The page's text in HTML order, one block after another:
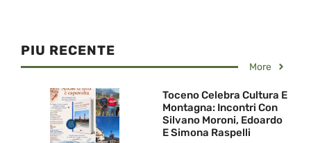
PIU RECENTE
More
Toceno Celebra Cultura E
Montagna: Incontri Con
Silvano Moroni, Edoardo
E Simona Raspelli